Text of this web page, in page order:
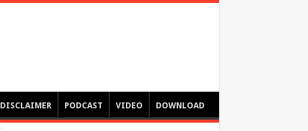
DISCLAIMER PODCAST VIDEO DOWNLOAD